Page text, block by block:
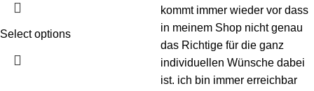
Select options
kommt immer wieder vor dass
in meinem Shop nicht genau
das Richtige für die ganz
individuellen Wünsche dabei
ist. ich bin immer erreichbar